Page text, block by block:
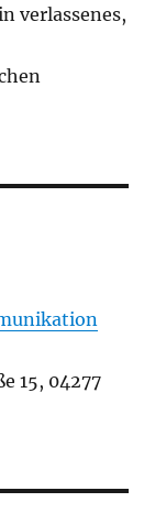
verlassenes,
15, 04277